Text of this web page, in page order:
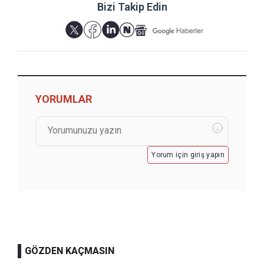
Bizi Takip Edin
YORUMLAR
Yorum için giriş yapın
GÖZDEN KAÇMASIN